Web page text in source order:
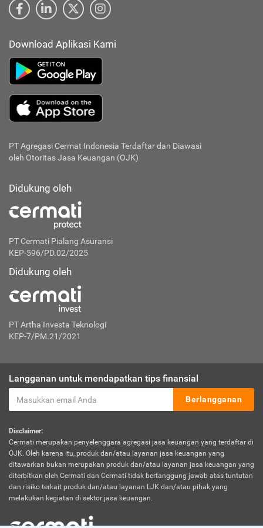
Download Aplikasi Kami
PT Agregasi Cermat Indonesia Terdaftar dan Diawasi
oleh Otoritas Jasa Keuangan (OJK)
Didukung oleh
PT Cermati Pialang Asuransi
KEP-596/PD.02/2025
Didukung oleh
PT Artha Investa Teknologi
KEP-7/PM.21/2021
Langganan untuk mendapatkan tips finansial
Berlangganan
Disclaimer:
Cermati merupakan penyelenggara agregasi jasa keuangan yang terdaftar di
OJK. Oleh karena itu, produk dan/atau layanan jasa keuangan yang
ditawarkan bukan merupakan produk dan/atau layanan jasa keuangan yang
diterbitkan oleh Cermati dan Cermati tidak bertanggung jawab atas tuntutan
dan risiko terkait produk dan/atau layanan LJK dan/atau pihak yang
melakukan kegiatan di sektor jasa keuangan.